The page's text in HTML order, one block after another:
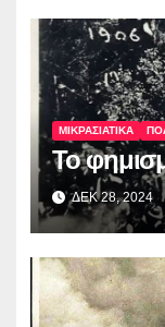
ΜΙΚΡΑΣΙΑΤΙΚΑ
Το
ΔΕΚ 28, 2024